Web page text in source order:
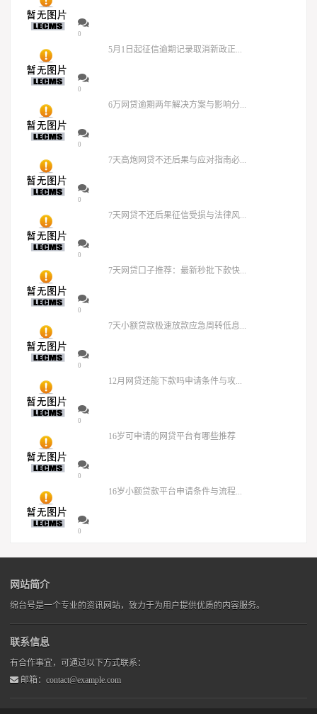
0
5月1日起征信逾期记录取消新政正...
0
6万网贷逾期两年解决方案与影响分...
0
7天高炮网贷不还后果与应对指南必...
0
7天网贷不还后果征信受损与法律风...
0
7天网贷口子推荐：最新秒批下款快...
0
7天小额贷款极速放款应急周转低息...
0
12月网贷还能下款吗申请条件与攻...
0
16岁可申请的网贷平台有哪些推荐
0
16岁小额贷款平台申请条件与流程...
0
网站简介
绵台号是一个专业的资讯网站，致力于为用户提供优质的内容服务。
联系信息
有合作事宜，可通过以下方式联系：
邮箱：contact@example.com